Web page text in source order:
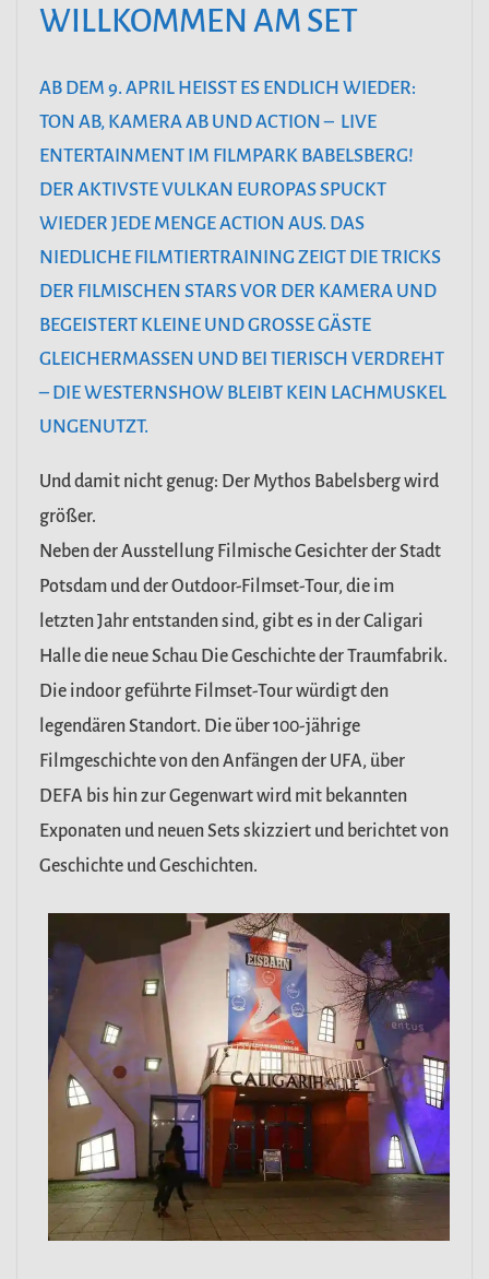
WILLKOMMEN AM SET
AB DEM 9. APRIL HEISST ES ENDLICH WIEDER: T
ON AB, KAMERA AB UND ACTION – LIVE E
NTERTAINMENT IM FILMPARK BABELSBERG! D
ER AKTIVSTE VULKAN EUROPAS SPUCKT W
IEDER JEDE MENGE ACTION AUS. DAS N
IEDLICHE FILMTIERTRAINING ZEIGT DIE TRICKS D
ER FILMISCHEN STARS VOR DER KAMERA UND B
EGEISTERT KLEINE UND GROSSE GÄSTE GL
EICHERMASSEN UND BEI TIERISCH VERDREHT – D
IE WESTERNSHOW BLEIBT KEIN LACHMUSKEL UNG
ENUTZT.
Und damit nicht genug: Der Mythos Babelsberg wird
größer.
Neben der Ausstellung Filmische Gesichter der Stadt
Potsdam und der Outdoor-Filmset-Tour, die im
letzten Jahr entstanden sind, gibt es in der Caligari
Halle die neue Schau Die Geschichte der Traumfabrik.
Die indoor geführte Filmset-Tour würdigt den
legendären Standort. Die über 100-jährige
Filmgeschichte von den Anfängen der UFA, über
DEFA bis hin zur Gegenwart wird mit bekannten
Exponaten und neuen Sets skizziert und berichtet von
Geschichte und Geschichten.